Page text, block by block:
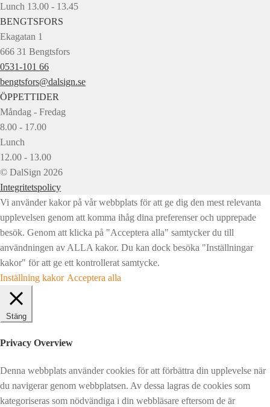
Lunch 13.00 - 13.45
BENGTSFORS
Ekagatan 1
666 31 Bengtsfors
0531-101 66
bengtsfors@dalsign.se
ÖPPETTIDER
Måndag - Fredag
8.00 - 17.00
Lunch
12.00 - 13.00
© DalSign 2026
Integritetspolicy
Vi använder kakor på vår webbplats för att ge dig den mest relevanta
upplevelsen genom att komma ihåg dina preferenser och upprepade
besök. Genom att klicka på "Acceptera alla" samtycker du till
användningen av ALLA kakor. Du kan dock besöka "Inställningar
kakor" för att ge ett kontrollerat samtycke.
Inställning kakor Acceptera alla
Stäng
Privacy Overview
Denna webbplats använder cookies för att förbättra din upplevelse när
du navigerar genom webbplatsen. Av dessa lagras de cookies som
kategoriseras som nödvändiga i din webbläsare eftersom de är